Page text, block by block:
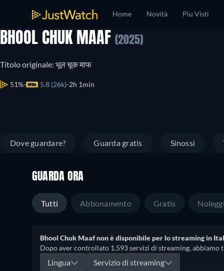
Home Novità Piu Visti
BHOOL CHUK MAAF (2025)
Titolo originale: भूल चूक माफ
51% 5.8 (26k) 2h 1min
Dove guardare? Guarda gratis Sinossi
GUARDA ORA
Tutti Abbonamento Gratis
Bhool Chuk Maaf non è disponibile per lo streaming in
Dopo aver controllato 1.593 servizi di streaming,
Lingua
Servizio di streaming